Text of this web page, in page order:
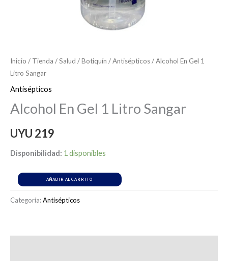
Inicio / Tienda /Salud /Botiquín /Antisépticos/ Alcohol En Gel 1
Litro Sangar
Antisépticos
Alcohol En Gel 1 Litro Sangar
UYU 219
Disponibilidad: 1 disponibles
AÑADIR AL CARRITO
Categoría:Antisépticos